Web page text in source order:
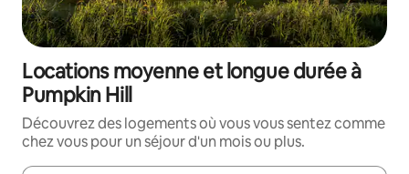
Locations moyenne et longue durée à
Pumpkin Hill
Découvrez des logements où vous vous sentez comme
chez vous pour un séjour d'un mois ou plus.